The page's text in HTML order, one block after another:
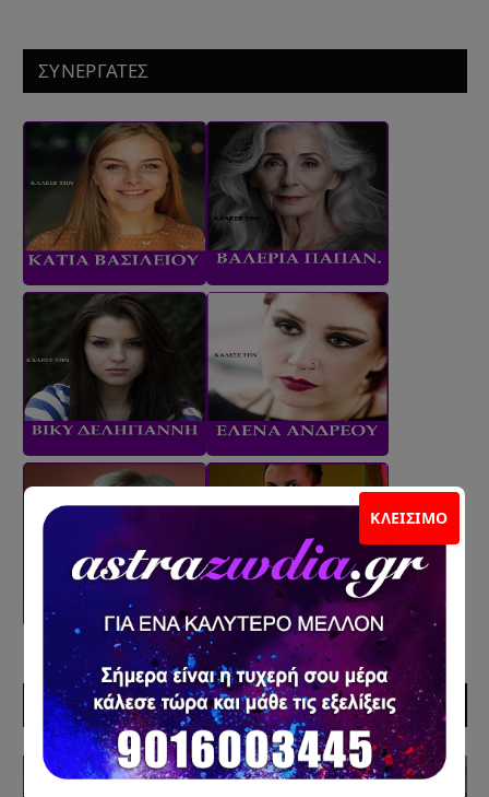
ΚΛΕΊΣΙΜΟ
ΣΥΝΕΡΓΑΤΕΣ
ΠΡΟΣΦΑΤΑ ΑΡΘΡΑ